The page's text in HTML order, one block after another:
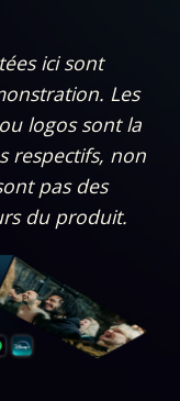
ici sont
Les
logos sont la
respectifs, non
pas des
du produit.